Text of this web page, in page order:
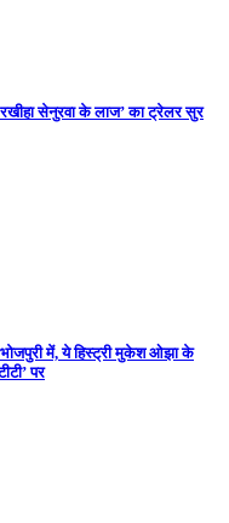
रखीहा सेनुरवा के लाज’ का ट्रेलर सुर
भोजपुरी में, ये हिस्ट्री मुकेश ओझा के
पर